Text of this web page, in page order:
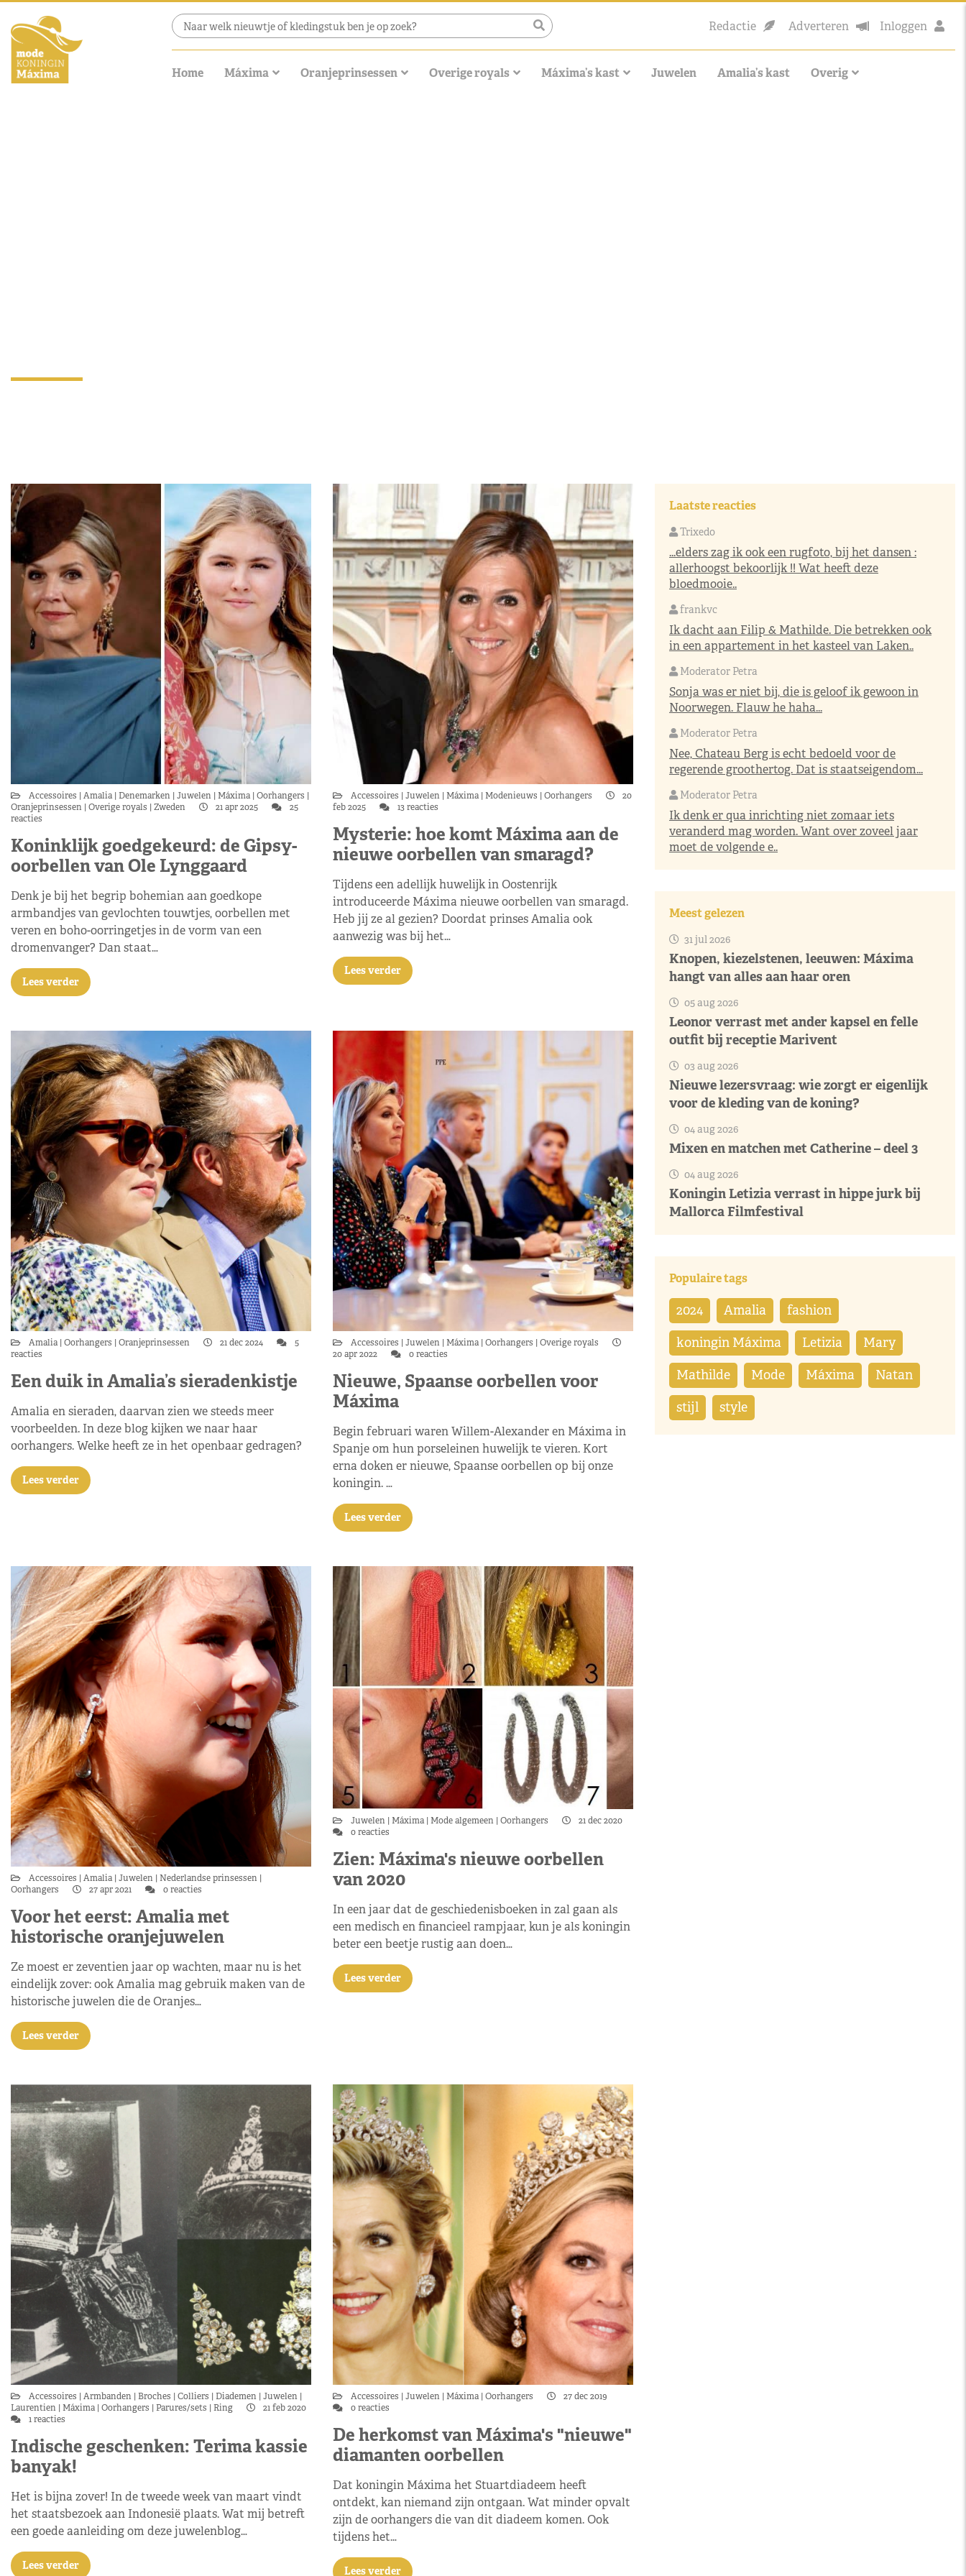
Redactie Adverteren Inloggen
Home Máxima Oranjeprinsessen Overige royals Máxima’s kast Juwelen Amalia’s kast Overig
Accessoires Amalia Denemarken Juwelen Máxima Oorhangers
Oranjeprinsessen Overige royals Zweden 21 apr 2025
25
reacties
Koninklijk goedgekeurd: de Gipsy-
oorbellen van Ole Lynggaard
Denk je bij het begrip bohemian aan goedkope
armbandjes van gevlochten touwtjes, oorbellen met
veren en boho-oorringetjes in de vorm van een
dromenvanger? Dan staat…
Lees verder
Accessoires Juwelen Máxima Modenieuws Oorhangers
20
feb 2025
13 reacties
Mysterie: hoe komt Máxima aan de
nieuwe oorbellen van smaragd?
Tijdens een adellijk huwelijk in Oostenrijk
introduceerde Máxima nieuwe oorbellen van smaragd.
Heb jij ze al gezien? Doordat prinses Amalia ook
aanwezig was bij het…
Lees verder
Amalia Oorhangers Oranjeprinsessen 21 dec 2024
5
reacties
Een duik in Amalia’s sieradenkistje
Amalia en sieraden, daarvan zien we steeds meer
voorbeelden. In deze blog kijken we naar haar
oorhangers. Welke heeft ze in het openbaar gedragen?
Lees verder
Accessoires Juwelen Máxima Oorhangers
Overige royals
20 apr 2022
0 reacties
Nieuwe, Spaanse oorbellen voor
Máxima
Begin februari waren Willem-Alexander en Máxima in
Spanje om hun porseleinen huwelijk te vieren. Kort
erna doken er nieuwe, Spaanse oorbellen op bij onze
koningin. …
Lees verder
Accessoires Amalia Juwelen Nederlandse prinsessen
Oorhangers
27 apr 2021 0 reacties
Voor het eerst: Amalia met
historische oranjejuwelen
Ze moest er zeventien jaar op wachten, maar nu is het
eindelijk zover: ook Amalia mag gebruik maken van de
historische juwelen die de Oranjes…
Lees verder
Juwelen Máxima Mode algemeen Oorhangers
21 dec 2020
0 reacties
Zien: Máxima's nieuwe oorbellen
van 2020
In een jaar dat de geschiedenisboeken in zal gaan als
een medisch en financieel rampjaar, kun je als koningin
beter een beetje rustig aan doen…
Lees verder
Accessoires Armbanden Broches Colliers Diademen Juwelen
Laurentien Máxima Oorhangers Parures/sets Ring
21 feb 2020
1 reacties
Indische geschenken: Terima kassie
banyak!
Het is bijna zover! In de tweede week van maart vindt
het staatsbezoek aan Indonesië plaats. Wat mij betreft
een goede aanleiding om deze juwelenblog…
Lees verder
Accessoires Juwelen Máxima Oorhangers
27 dec 2019
0 reacties
De herkomst van Máxima's "nieuwe"
diamanten oorbellen
Dat koningin Máxima het Stuartdiadeem heeft
ontdekt, kan niemand zijn ontgaan. Wat minder opvalt
zijn de oorhangers die van dit diadeem komen. Ook
tijdens het…
Lees verder
Laatste reacties
Trixedo
...elders zag ik ook een rugfoto, bij het dansen :
allerhoogst bekoorlijk !! Wat heeft deze
bloedmooie..
frankvc
Ik dacht aan Filip & Mathilde. Die betrekken ook
in een appartement in het kasteel van Laken..
Moderator Petra
Sonja was er niet bij, die is geloof ik gewoon in
Noorwegen. Flauw he haha...
Moderator Petra
Nee, Chateau Berg is echt bedoeld voor de
regerende groothertog. Dat is staatseigendom...
Moderator Petra
Ik denk er qua inrichting niet zomaar iets
veranderd mag worden. Want over zoveel jaar
moet de volgende e..
Meest gelezen
31 jul 2026
Knopen, kiezelstenen, leeuwen: Máxima
hangt van alles aan haar oren
05 aug 2026
Leonor verrast met ander kapsel en felle
outfit bij receptie Marivent
03 aug 2026
Nieuwe lezersvraag: wie zorgt er eigenlijk
voor de kleding van de koning?
04 aug 2026
Mixen en matchen met Catherine – deel 3
04 aug 2026
Koningin Letizia verrast in hippe jurk bij
Mallorca Filmfestival
Populaire tags
2024 Amalia fashion
koningin Máxima Letizia Mary
Mathilde Mode Máxima Natan
stijl style